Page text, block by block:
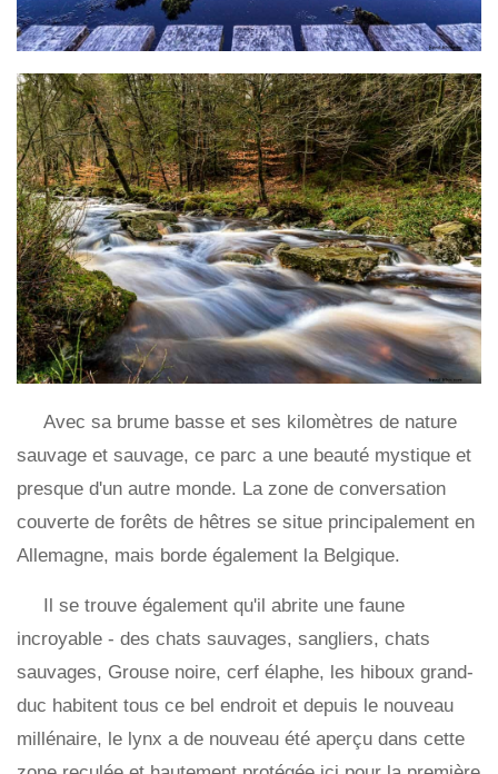
Avec sa brume basse et ses kilomètres de nature
sauvage et sauvage, ce parc a une beauté mystique et
presque d'un autre monde. La zone de conversation
couverte de forêts de hêtres se situe principalement en
Allemagne, mais borde également la Belgique.
Il se trouve également qu'il abrite une faune
incroyable - des chats sauvages, sangliers, chats
sauvages, Grouse noire, cerf élaphe, les hiboux grand-
duc habitent tous ce bel endroit et depuis le nouveau
millénaire, le lynx a de nouveau été aperçu dans cette